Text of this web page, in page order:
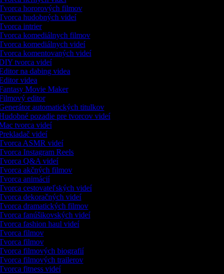
hororových filmov
hudobných videí
intrier
komediálnych filmov
komediálnych videí
komentovaných videí
tvorca videí
na dabing videa
videa
Movie Maker
editor
automatických titulkov
pozadie pre tvorcov videí
tvorca videí
videí
ASMR videí
Instagram Reels
Q&A videí
akčných filmov
animácií
cestovateľských videí
dekoračných videí
dramatických filmov
fanúšikovských videí
fashion haul videí
filmov
filmov
filmových biografií
filmových trailerov
fitness videí